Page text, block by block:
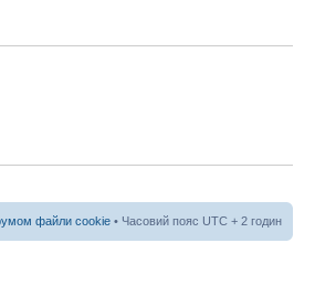
файли cookie • Часовий пояс UTC + 2 годин